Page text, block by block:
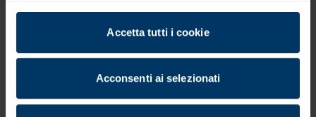
Accetta tutti i cookie
Acconsenti ai selezionati